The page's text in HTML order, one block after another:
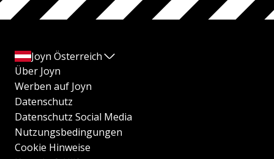
Joyn Österreich
Über Joyn
Werben auf Joyn
Datenschutz
Datenschutz Social Media
Nutzungsbedingungen
Cookie Hinweise